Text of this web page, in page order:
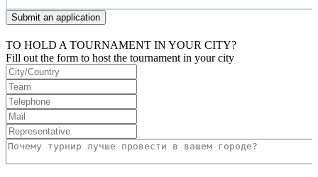
Submit an application
TO HOLD A TOURNAMENT IN YOUR CITY?
Fill out the form to host the tournament in your city